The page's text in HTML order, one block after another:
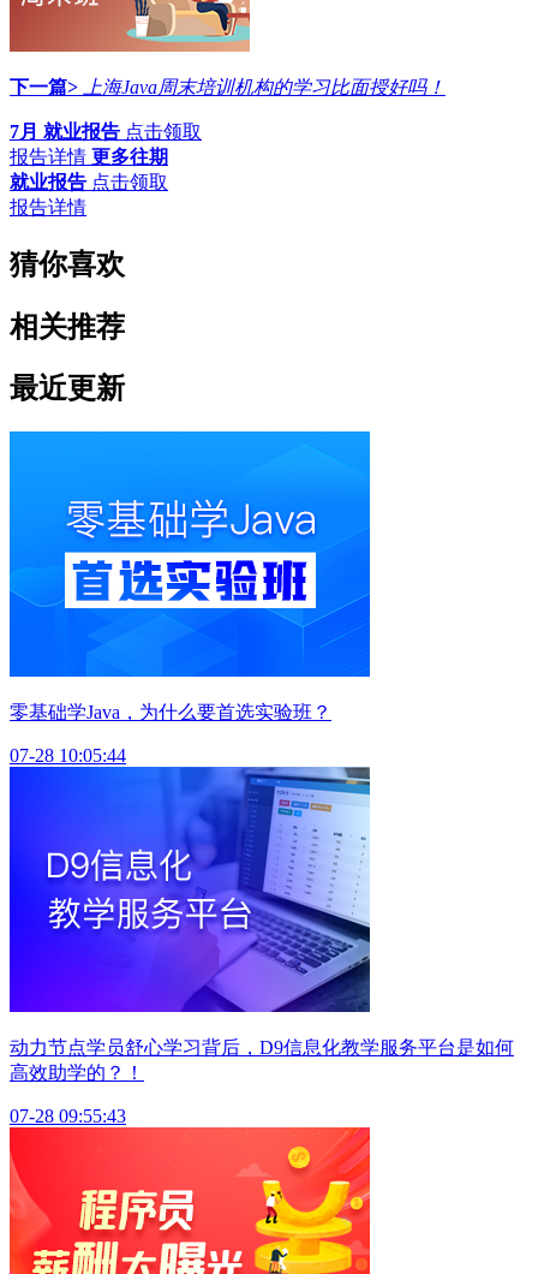
下一篇> 上海Java周末培训机构的学习比面授好吗！
7月 就业报告 点击领取
报告详情 更多往期
就业报告 点击领取
报告详情
猜你喜欢
相关推荐
最近更新
零基础学Java，为什么要首选实验班？
07-28 10:05:44
动力节点学员舒心学习背后，D9信息化教学服务平台是如何
高效助学的？！
07-28 09:55:43